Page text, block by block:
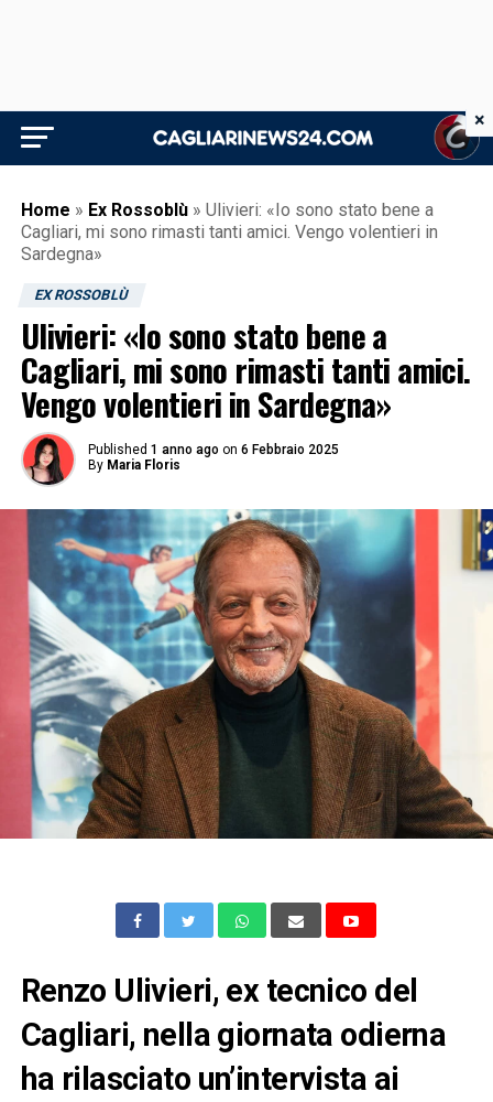
Home » Ex Rossoblù » Ulivieri: «Io sono stato bene a
Cagliari, mi sono rimasti tanti amici. Vengo volentieri in
Sardegna»
EX ROSSOBLÙ
Ulivieri: «Io sono stato bene a
Cagliari, mi sono rimasti tanti amici.
Vengo volentieri in Sardegna»
Published 1 anno ago on 6 Febbraio 2025
By Maria Floris
Renzo Ulivieri, ex tecnico del
Cagliari, nella giornata odierna
ha rilasciato un’intervista ai
×